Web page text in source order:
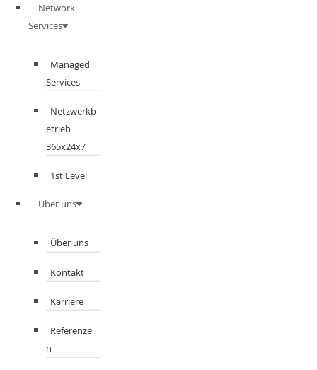
Network
Services
Managed
Services
Netzwerkb
etrieb
365x24x7
1st Level
Über uns
Über uns
Kontakt
Karriere
Referenze
n